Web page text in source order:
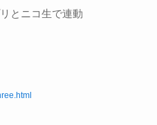
とニコ生で連動